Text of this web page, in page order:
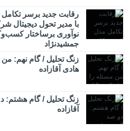
رقابت جدید برسر
با مدیر تحول دیجیتال
نوآوری برساختار
جمشیدنژاد
زنگ تحلیل / گام نهم:
هادی آقازاده
زنگ تحلیل / گام هشتم:
آقازاده